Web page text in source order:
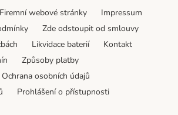
Firemní webové stránky
Impressum
Zde odstoupit od smlouvy
Likvidace baterií
Kontakt
Způsoby platby
Ochrana osobních údajů
Prohlášení o přístupnosti